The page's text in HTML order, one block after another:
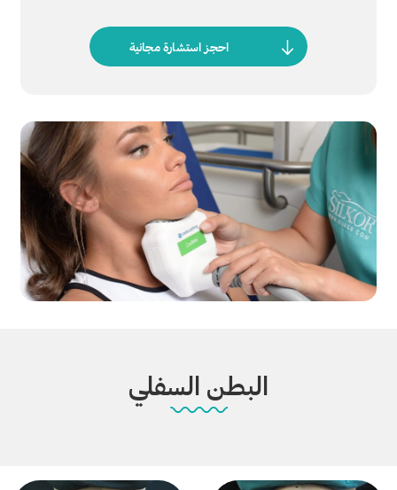
احجز استشارة مجانية
البطن السفلي